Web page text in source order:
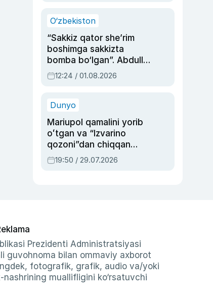
O‘zbekiston
“Sakkiz qator she’rim
boshimga sakkizta
bomba bo‘lgan”. Abdulla
Oripovni siyosiy
ayblovlardan asrab
12:24 / 01.08.2026
Dunyo
Mariupol qamalini yorib
oʻtgan va “Izvarino
qozoni”dan chiqqan
qahramon — Ukraina
armiyasi bosh
19:50 / 29.07.2026
Prezidenti Administratsiyasi
guvohnoma bilan ommaviy axborot
fotografik, grafik, audio va/yoki
muallifligini ko‘rsatuvchi